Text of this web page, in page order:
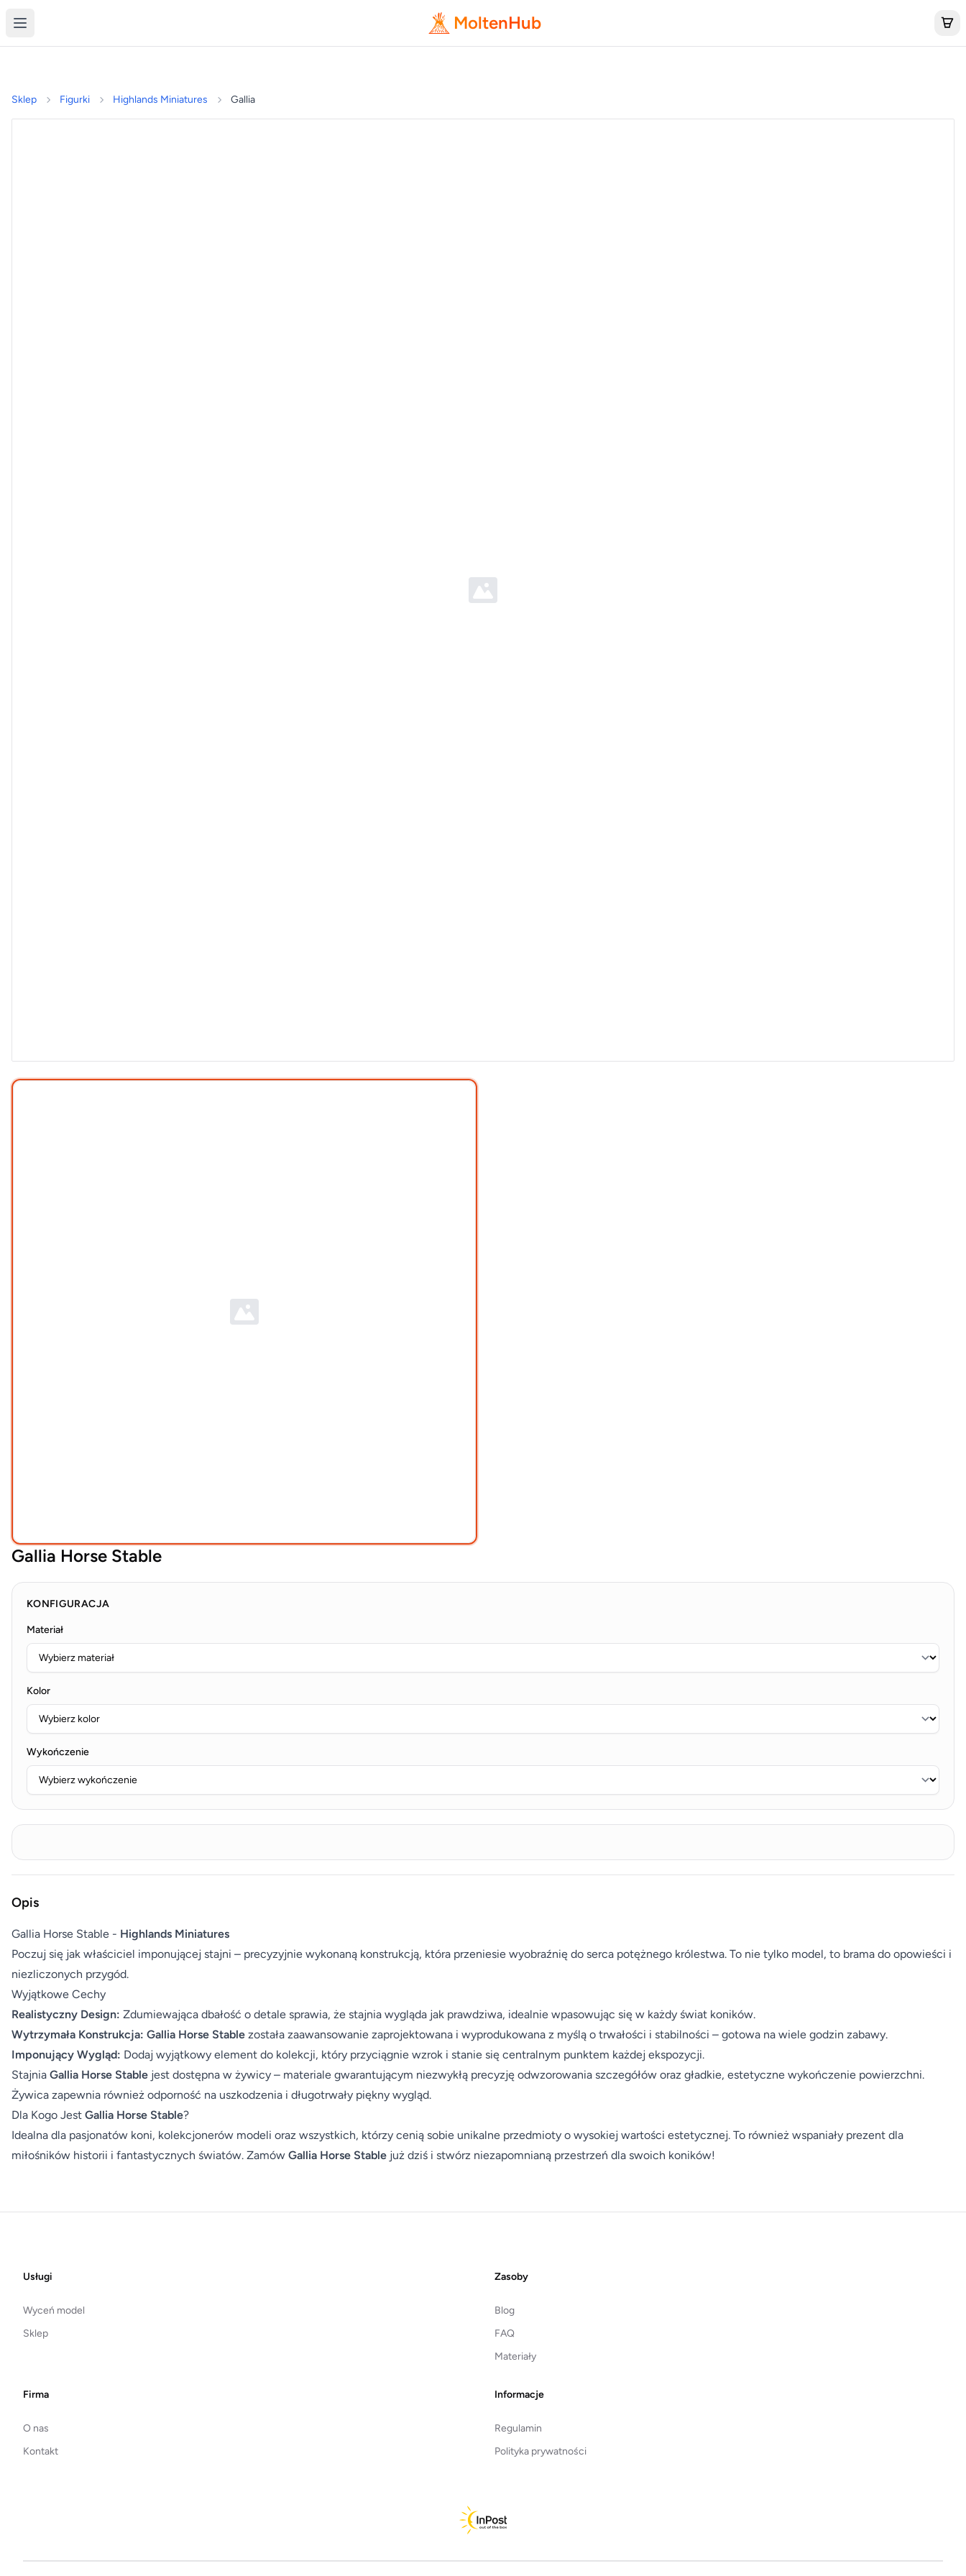
MoltenHub
Sklep Figurki Highlands Miniatures Gallia
Gallia Horse Stable
KONFIGURACJA
Materiał
Kolor
Wykończenie
Opis
Gallia Horse Stable - Highlands Miniatures
Poczuj się jak właściciel imponującej stajni – precyzyjnie wykonaną konstrukcją, która przeniesie wyobraźnię do serca potężnego królestwa. To nie tylko model, to brama do opowieści i
niezliczonych przygód.
Wyjątkowe Cechy
Realistyczny Design: Zdumiewająca dbałość o detale sprawia, że stajnia wygląda jak prawdziwa, idealnie wpasowując się w każdy świat koników.
Wytrzymała Konstrukcja: Gallia Horse Stable została zaawansowanie zaprojektowana i wyprodukowana z myślą o trwałości i stabilności – gotowa na wiele godzin zabawy.
Imponujący Wygląd: Dodaj wyjątkowy element do kolekcji, który przyciągnie wzrok i stanie się centralnym punktem każdej ekspozycji.
Stajnia Gallia Horse Stable jest dostępna w żywicy – materiale gwarantującym niezwykłą precyzję odwzorowania szczegółów oraz gładkie, estetyczne wykończenie powierzchni.
Żywica zapewnia również odporność na uszkodzenia i długotrwały piękny wygląd.
Dla Kogo Jest Gallia Horse Stable?
Idealna dla pasjonatów koni, kolekcjonerów modeli oraz wszystkich, którzy cenią sobie unikalne przedmioty o wysokiej wartości estetycznej. To również wspaniały prezent dla
miłośników historii i fantastycznych światów. Zamów Gallia Horse Stable już dziś i stwórz niezapomnianą przestrzeń dla swoich koników!
FooterUsługi
Wyceń model
Sklep
Zasoby
Blog
FAQ
Materiały
Firma
O nas
Kontakt
Informacje
Regulamin
Polityka prywatności